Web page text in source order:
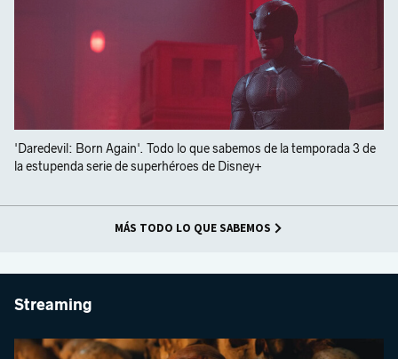
'Daredevil: Born Again'. Todo lo que sabemos de la temporada 3 de
la estupenda serie de superhéroes de Disney+
MÁS TODO LO QUE SABEMOS
Streaming